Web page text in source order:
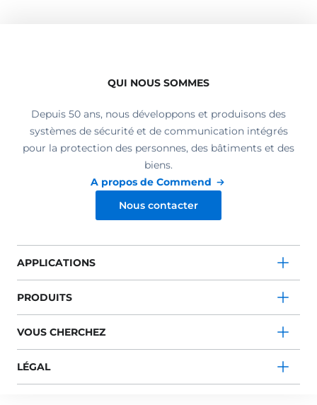
QUI NOUS SOMMES
Depuis 50 ans, nous développons et produisons des
systèmes de sécurité et de communication intégrés
pour la protection des personnes, des bâtiments et des
biens.
A propos de Commend
Nous contacter
APPLICATIONS
PRODUITS
VOUS CHERCHEZ
LÉGAL